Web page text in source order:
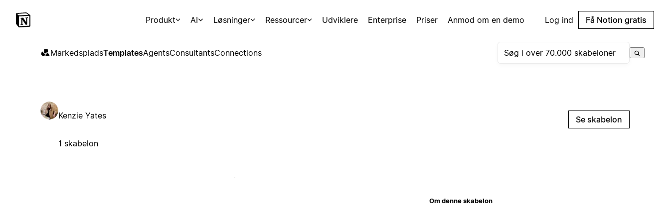
Produkt AI Løsninger Ressourcer Udviklere Enterprise Priser Anmod om en demo Log ind Få Notion gratis
MarkedspladsTemplatesAgentsConsultantsConnections
Kenzie Yates
1 skabelon
Se skabelon
Om denne skabelon